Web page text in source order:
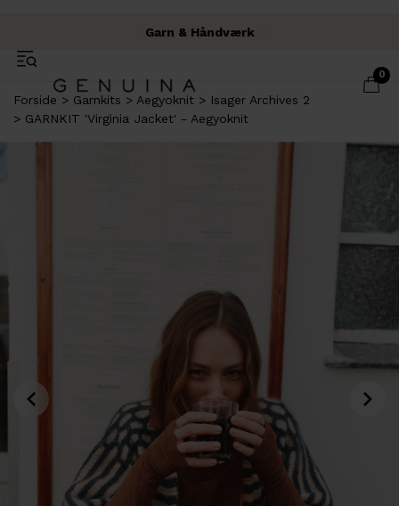
Fri fragt over 500 kr.
Fysisk butik i Brabrand
Garn & Håndværk
0
Forside Garnkits Aegyoknit
Isager Archives 2
GARNKIT 'Virginia Jacket' - Aegyoknit